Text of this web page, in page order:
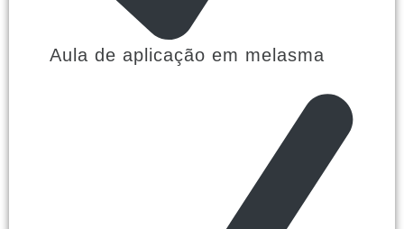
Aula de aplicação em melasma